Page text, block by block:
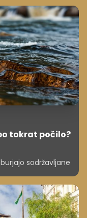
tokrat počilo?
sodržavljane